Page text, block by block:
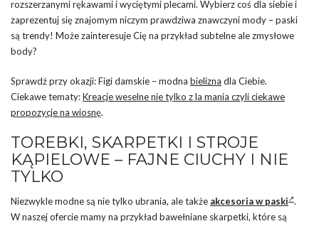
rozszerzanymi rękawami i wyciętymi plecami. Wybierz coś dla siebie i
zaprezentuj się znajomym niczym prawdziwa znawczyni mody – paski
są trendy! Może zainteresuje Cię na przykład subtelne ale zmysłowe
body?
Sprawdź przy okazji: Figi damskie – modna bielizna dla Ciebie.
Ciekawe tematy:Kreacje weselne nie tylko z la mania czyli ciekawe
propozycje na wiosnę.
TOREBKI, SKARPETKI I STROJE
KĄPIELOWE – FAJNE CIUCHY I NIE
TYLKO
Niezwykle modne są nie tylko ubrania, ale także akcesoria w paski .
W naszej ofercie mamy na przykład bawełniane skarpetki, które są